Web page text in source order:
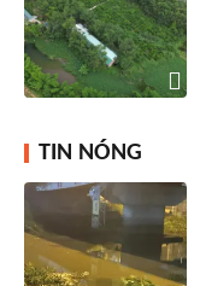
TIN NÓNG